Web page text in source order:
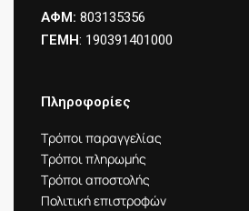
ΑΦΜ: 803135356
ΓΕΜΗ: 190391401000
Πληροφορίες
Τρόποι παραγγελίας
Τρόποι πληρωμής
Τρόποι αποστολής
Πολιτική επιστροφών